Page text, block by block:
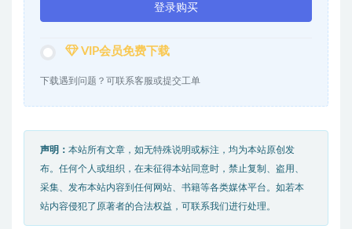
登录购买
VIP会员免费下载
下载遇到问题？可联系客服或提交工单
声明： 本站所有文章，如无特殊说明或标注，均为本站原创发
布。任何个人或组织，在未征得本站同意时，禁止复制、盗用、
采集、发布本站内容到任何网站、书籍等各类媒体平台。如若本
站内容侵犯了原著者的合法权益，可联系我们进行处理。